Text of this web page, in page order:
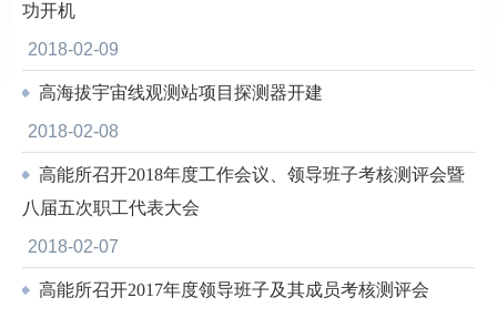
功开机
2018-02-09
高海拔宇宙线观测站项目探测器开建
2018-02-08
高能所召开2018年度工作会议、领导班子考核测评会暨
八届五次职工代表大会
2018-02-07
高能所召开2017年度领导班子及其成员考核测评会